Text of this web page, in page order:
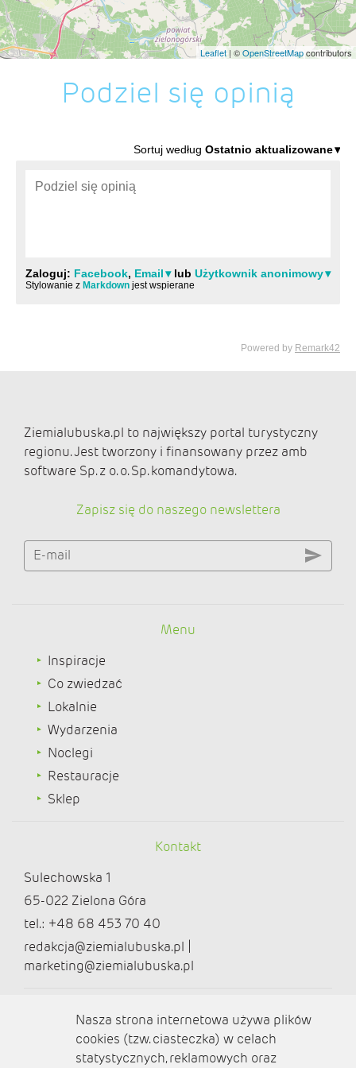
Leaflet | ©OpenStreetMapcontributors
Podziel się opinią
Ziemialubuska.pl to największy portal turystyczny
regionu. Jest tworzony i finansowany przez amb
software Sp. z o. o. Sp. komandytowa.
Zapisz się do naszego newslettera
E-mail
Menu
Inspiracje
Co zwiedzać
Lokalnie
Wydarzenia
Noclegi
Restauracje
Sklep
Kontakt
Sulechowska 1
65-022 Zielona Góra
tel.: +48 68 453 70 40
redakcja@ziemialubuska.pl |
marketing@ziemialubuska.pl
Media społecznościowe
Nasza strona internetowa używa plików
cookies (tzw. ciasteczka) w celach
statystycznych, reklamowych oraz